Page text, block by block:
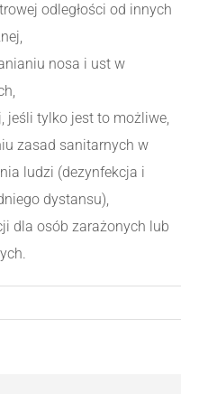
odległości od innych
nosa i ust w
jeśli tylko jest to możliwe,
zasad sanitarnych w
ludzi (dezynfekcja i
dystansu),
dla osób zarażonych lub